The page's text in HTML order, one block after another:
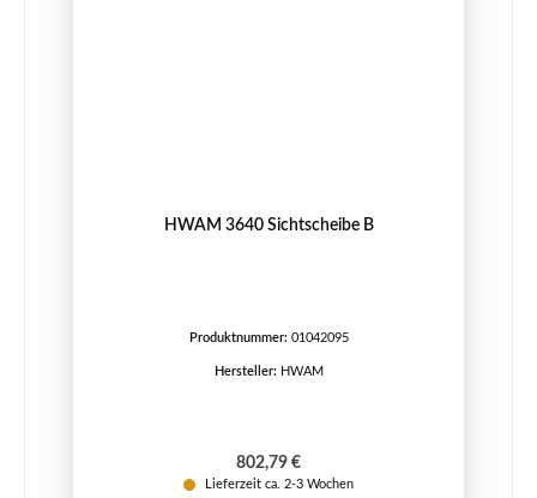
HWAM 3640 Sichtscheibe B
Produktnummer: 01042095
Hersteller: HWAM
Regulärer Preis:
802,79 €
Lieferzeit ca. 2-3 Wochen